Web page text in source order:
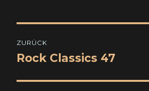
ZURÜCK
Vorheriger
Rock Classics 47